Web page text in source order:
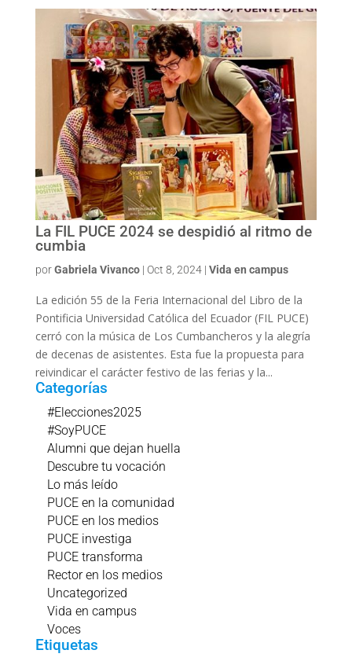
La FIL PUCE 2024 se despidió al ritmo de
cumbia
porGabriela Vivanco| Oct 8, 2024| Vida en campus
La edición 55 de la Feria Internacional del Libro de la
Pontificia Universidad Católica del Ecuador (FIL PUCE)
cerró con la música de Los Cumbancheros y la alegría
de decenas de asistentes. Esta fue la propuesta para
reivindicar el carácter festivo de las ferias y la...
Categorías
#Elecciones2025
#SoyPUCE
Alumni que dejan huella
Descubre tu vocación
Lo más leído
PUCE en la comunidad
PUCE en los medios
PUCE investiga
PUCE transforma
Rector en los medios
Uncategorized
Vida en campus
Voces
Etiquetas